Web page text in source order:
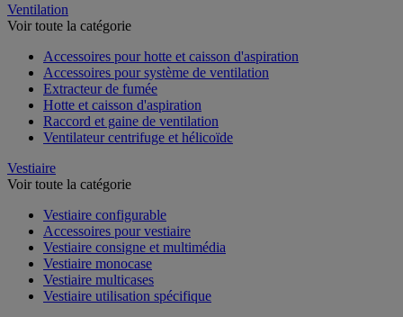
Ventilation
Voir toute la catégorie
Accessoires pour hotte et caisson d'aspiration
Accessoires pour système de ventilation
Extracteur de fumée
Hotte et caisson d'aspiration
Raccord et gaine de ventilation
Ventilateur centrifuge et hélicoïde
Vestiaire
Voir toute la catégorie
Vestiaire configurable
Accessoires pour vestiaire
Vestiaire consigne et multimédia
Vestiaire monocase
Vestiaire multicases
Vestiaire utilisation spécifique